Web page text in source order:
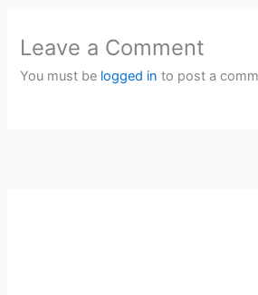
Leave a Comment
You must be logged in to post a